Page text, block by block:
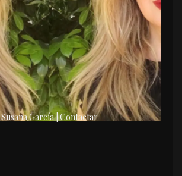
Susana García | Contactar